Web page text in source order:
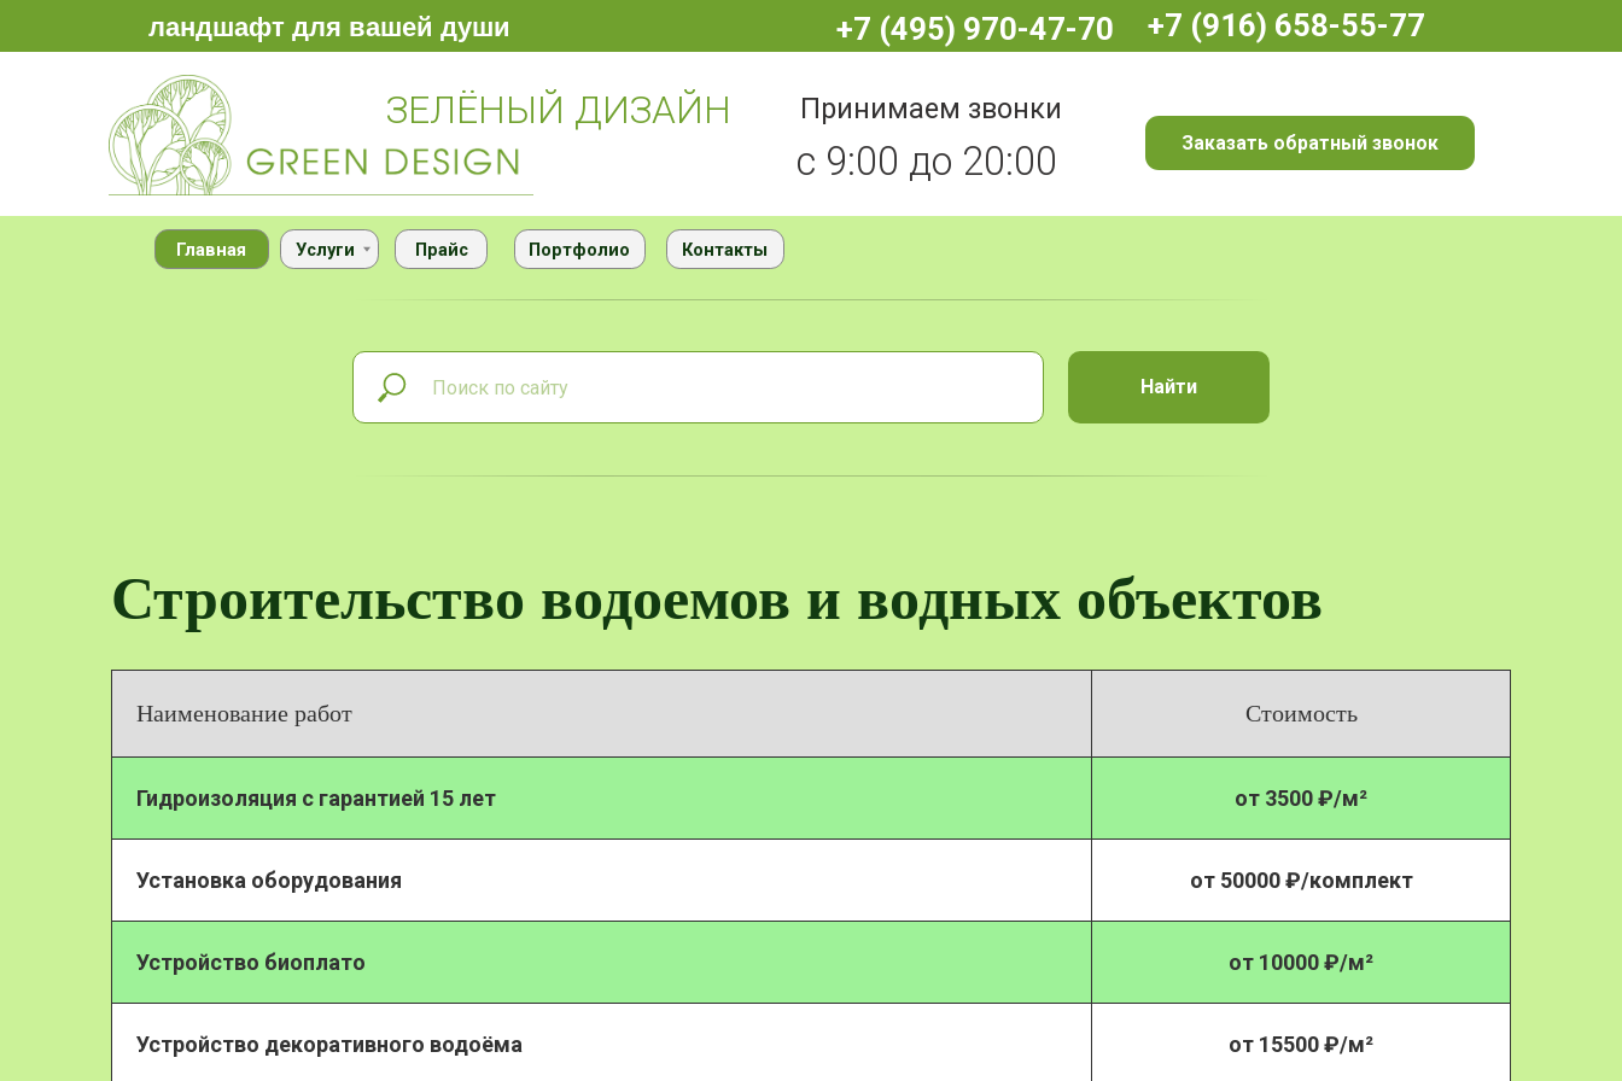
ландшафт для вашей души +7 (916) 658-55-77
+7 (495) 970-47-70
Принимаем звонки
с 9:00 до 20:00 Заказать обратный звонок
Главная Услуги Портфолио
Прайс Контакты
ЗЕЛЁНЫЙ ДИЗАЙН
Найти
Строительство водоемов и водных объектов
Наименование работ Стоимость
Гидроизоляция с гарантией 15 лет от 3500 ₽/м²
Установка оборудования от 50000 ₽/комплект
Устройство биоплато от 10000 ₽/м²
Устройство декоративного водоёма от 15500 ₽/м²